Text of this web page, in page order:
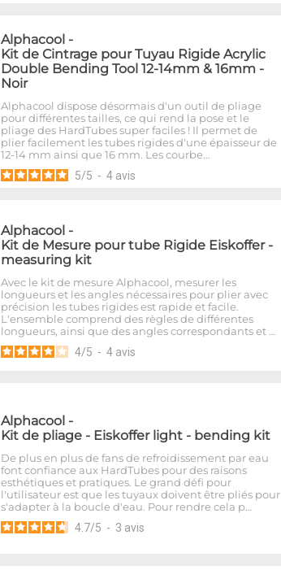
Alphacool -
Kit de Cintrage pour Tuyau Rigide Acrylic
Double Bending Tool 12-14mm & 16mm -
Noir
Alphacool dispose désormais d'un outil de pliage
pour différentes tailles, ce qui rend la pose et le
pliage des HardTubes super faciles ! Il permet de
plier facilement les tubes rigides d'une épaisseur de
12-14 mm ainsi que 16 mm. Les courbe…
5/5 - 4 avis
Alphacool -
Kit de Mesure pour tube Rigide Eiskoffer -
measuring kit
Avec le kit de mesure Alphacool, mesurer les
longueurs et les angles nécessaires pour plier avec
précision les tubes rigides est rapide et facile.
L'ensemble comprend des règles de différentes
longueurs, ainsi que des angles correspondants et …
4/5 - 4 avis
Alphacool -
Kit de pliage - Eiskoffer light - bending kit
De plus en plus de fans de refroidissement par eau
font confiance aux HardTubes pour des raisons
esthétiques et pratiques. Le grand défi pour
l'utilisateur est que les tuyaux doivent être pliés pour
s'adapter à la boucle d'eau. Pour rendre cela p…
4.7/5 - 3 avis